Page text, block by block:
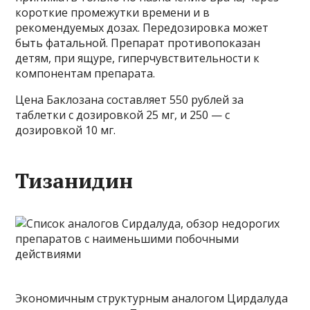
короткие промежутки времени и в
рекомендуемых дозах. Передозировка может
быть фатальной. Препарат противопоказан
детям, при ящуре, гиперчувствительности к
компонентам препарата.
Цена Баклозана составляет 550 рублей за
таблетки с дозировкой 25 мг, и 250 — с
дозировкой 10 мг.
Тизанидин
Экономичным структурным аналогом Цирдалуда